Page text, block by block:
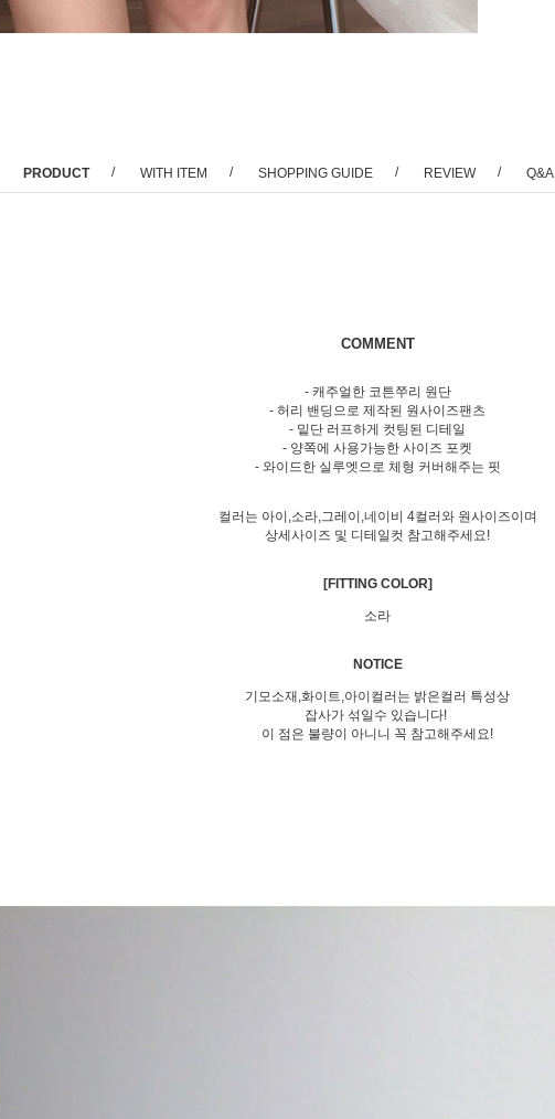
PRODUCT / WITH ITEM / SHOPPING GUIDE / REVIEW / Q&A
COMMENT
- 캐주얼한 코튼쭈리 원단
- 허리 밴딩으로 제작된 원사이즈팬츠
- 밑단 러프하게 컷팅된 디테일
- 양쪽에 사용가능한 사이즈 포켓
- 와이드한 실루엣으로 체형 커버해주는 핏
컬러는 아이,소라,그레이,네이비 4컬러와 원사이즈이며
상세사이즈 및 디테일컷 참고해주세요!
[FITTING COLOR]
소라
NOTICE
기모소재,화이트,아이컬러는 밝은컬러 특성상
잡사가 섞일수 있습니다!
이 점은 불량이 아니니 꼭 참고해주세요!